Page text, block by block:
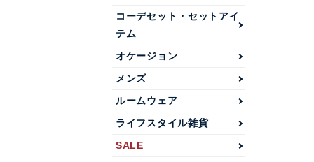
コーデセット・セットアイ
テム
オケージョン
メンズ
ルームウェア
ライフスタイル雑貨
SALE